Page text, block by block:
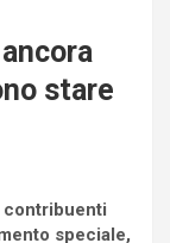
stare
speciale,